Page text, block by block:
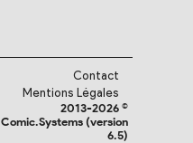
Contact
Mentions Légales
2013-2026 ©
Comic.Systems (version
6.5)